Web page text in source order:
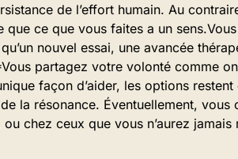
de l’effort humain. Au
que ce que vous faites a un
nouvel essai, une avancée
partagez votre volonté comme
façon d’aider, les options
la résonance. Éventuellement,
chez ceux que vous n’aurez jamais